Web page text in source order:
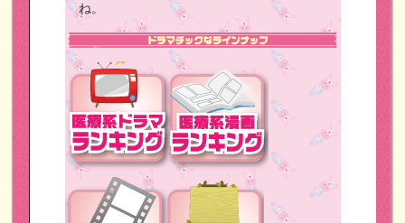
ね。